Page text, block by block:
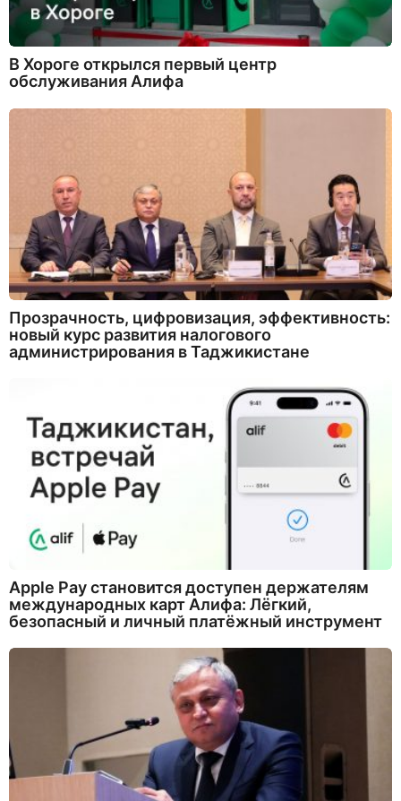
В Хороге открылся первый центр
обслуживания Алифа
Прозрачность, цифровизация, эффективность:
новый курс развития налогового
администрирования в Таджикистане
Apple Pay становится доступен держателям
международных карт Алифа: Лёгкий,
безопасный и личный платёжный инструмент